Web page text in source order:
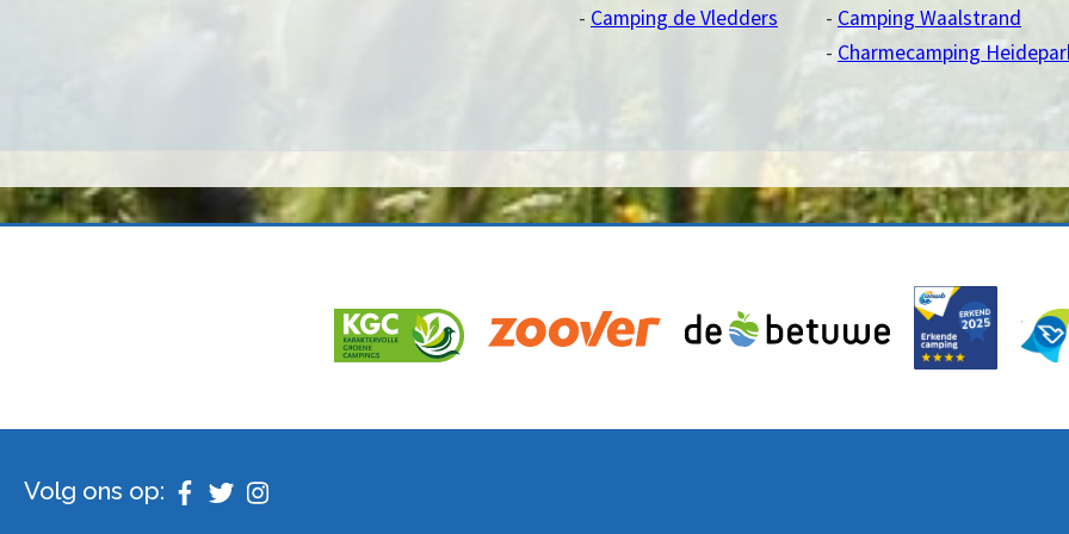
Camping de Vledders
Camping Waalstrand
Charmecamping
Volg ons op: